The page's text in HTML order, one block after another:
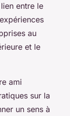
entre le
au
et le
ami
sur la
un sens à